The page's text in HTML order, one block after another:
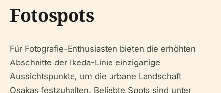
Fotospots
Für Fotografie-Enthusiasten bieten die erhöhten
Abschnitte der Ikeda-Linie einzigartige
Aussichtspunkte, um die urbane Landschaft
Osakas festzuhalten. Beliebte Spots sind unter